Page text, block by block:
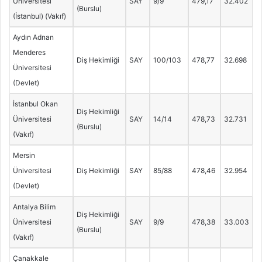
(İstanbul) (Vakıf)
(Burslu)
Aydın Adnan
Menderes
Üniversitesi
(Devlet)
Diş Hekimliği SAY 100/103 478,77 32.698
İstanbul Okan
Üniversitesi
(Vakıf)
Diş Hekimliği
(Burslu)
SAY 14/14 478,73 32.731
Mersin
Üniversitesi
(Devlet)
Diş Hekimliği SAY 85/88 478,46 32.954
Antalya Bilim
Üniversitesi
(Vakıf)
Diş Hekimliği
(Burslu)
SAY 9/9 478,38 33.003
Çanakkale